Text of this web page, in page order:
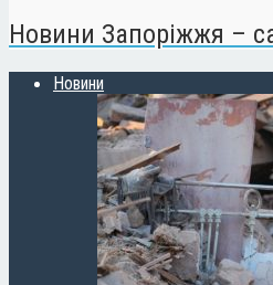
Новини Запоріжжя –
Новини